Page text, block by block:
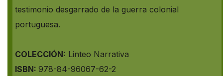
testimonio desgarrado de la guerra colonial
portuguesa.
COLECCIÓN: Linteo Narrativa
ISBN: 978-84-96067-62-2